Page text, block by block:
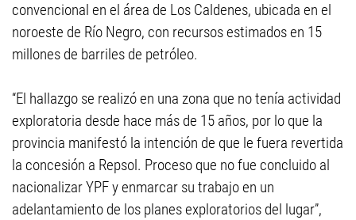
convencional en el área de Los Caldenes, ubicada en el
noroeste de Río Negro, con recursos estimados en 15
millones de barriles de petróleo.
“El hallazgo se realizó en una zona que no tenía actividad
exploratoria desde hace más de 15 años, por lo que la
provincia manifestó la intención de que le fuera revertida
la concesión a Repsol. Proceso que no fue concluido al
nacionalizar YPF y enmarcar su trabajo en un
adelantamiento de los planes exploratorios del lugar”,